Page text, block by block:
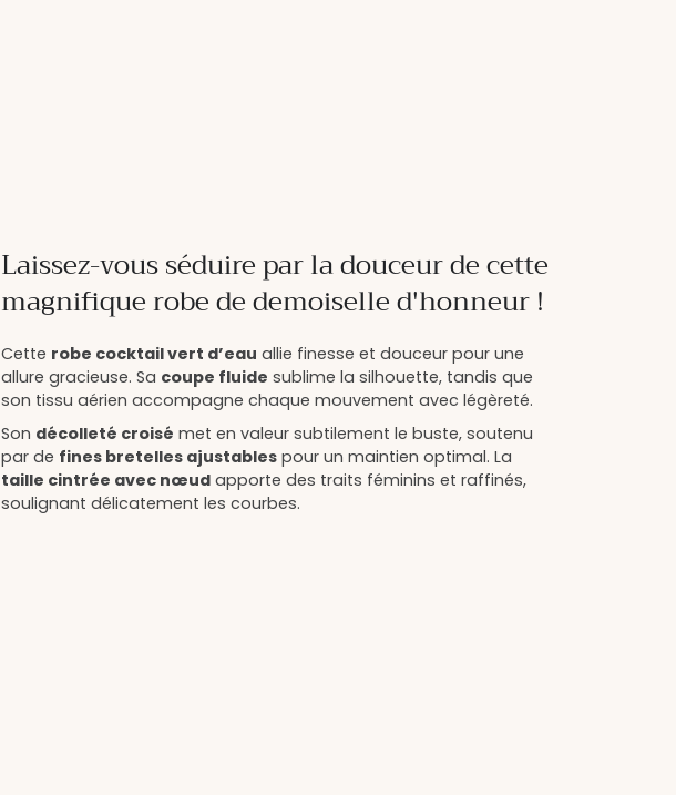
Laissez-vous séduire par la douceur de cette
magnifique robe de demoiselle d'honneur !
Cette robe cocktail vert d’eau allie finesse et douceur pour une
allure gracieuse. Sa coupe fluide sublime la silhouette, tandis que
son tissu aérien accompagne chaque mouvement avec légèreté.
Son décolleté croisé met en valeur subtilement le buste, soutenu
par de fines bretelles ajustables pour un maintien optimal. La
taille cintrée avec nœud apporte des traits féminins et raffinés,
soulignant délicatement les courbes.